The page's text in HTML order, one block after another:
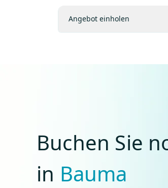
Angebot einholen
Buchen Sie
in Bauma